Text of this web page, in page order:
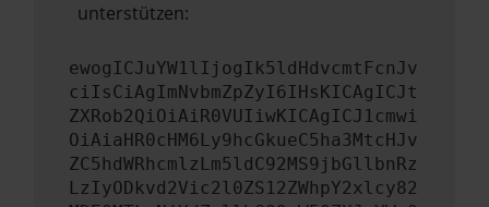
unterstützen:
ewogICJuYW1lIjogIk5ldHdvcmtFcnJv
ciIsCiAgImNvbmZpZyI6IHsKICAgICJt
ZXRob2QiOiAiR0VUIiwKICAgICJ1cmwi
OiAiaHR0cHM6Ly9hcGkueC5ha3MtcHJv
ZC5hdWRhcmlzLm5ldC92MS9jbGllbnRz
LzIyODkvd2Vic2l0ZS12ZWhpY2xlcy82